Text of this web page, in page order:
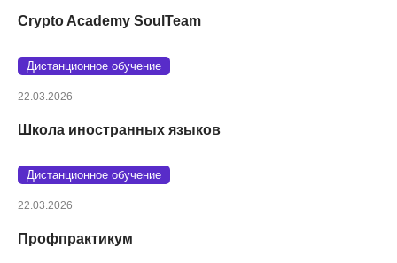
Crypto Academy SoulTeam
Дистанционное обучение
22.03.2026
Школа иностранных языков
Дистанционное обучение
22.03.2026
Профпрактикум